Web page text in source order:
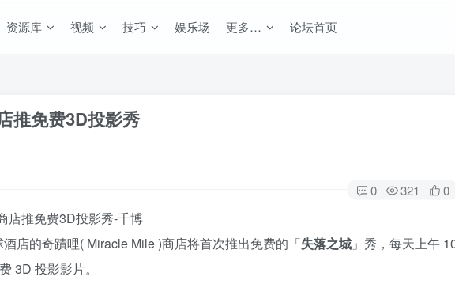
资源库 视频 技巧 娱乐场 更多… 论坛首页
推免费3D投影秀
0 321 0
酒店的奇蹟哩( Miracle Mile )商店将首次推出免费的「失落之城 」秀，每天上午
3D 投影影片。